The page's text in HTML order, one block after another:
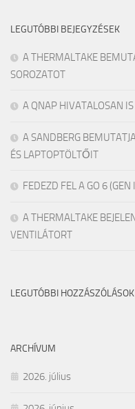
LEGUTÓBBI BEJEGYZÉSEK
A THERMALTAKE
SOROZATOT
A QNAP HIVATALOSAN
A SANDBERG
ÉS LAPTOPTÖLTŐIT
FEDEZD FEL A GO 6
A THERMALTAKE
VENTILÁTORT
LEGUTÓBBI HOZZÁSZÓLÁSOK
ARCHÍVUM
2026. július